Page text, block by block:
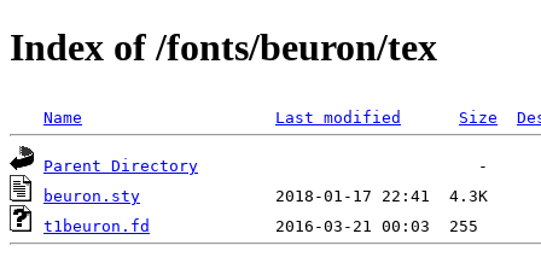
Index of /fonts/beuron/tex
Name Last modified Size
Parent Directory
beuron.sty
t1beuron.fd